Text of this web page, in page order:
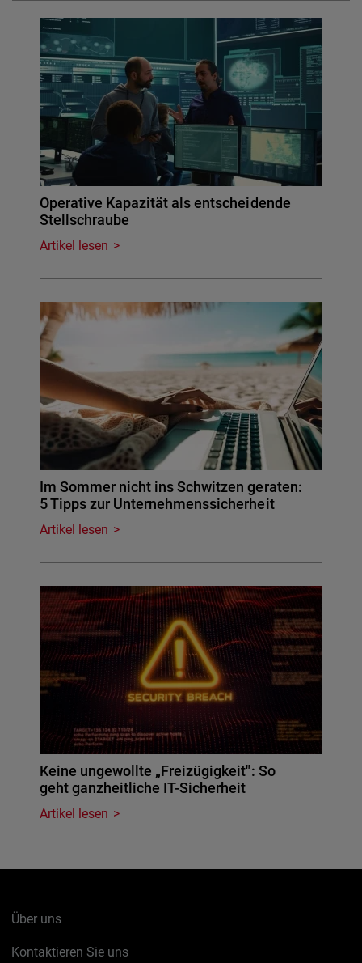
Operative Kapazität als entscheidende
Stellschraube
Artikel lesen
Im Sommer nicht ins Schwitzen geraten:
5 Tipps zur Unternehmenssicherheit
Artikel lesen
Keine ungewollte „Freizügigkeit": So
geht ganzheitliche IT-Sicherheit
Artikel lesen
Über uns
Kontaktieren Sie uns